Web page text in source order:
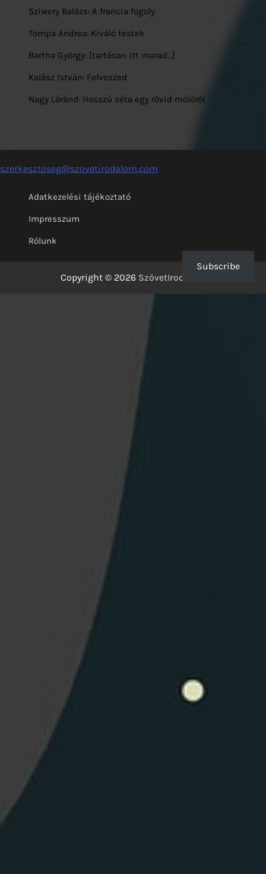
Sziwery Balázs: A francia fogoly
Tompa Andrea: Kiváló testek
Bartha György: [tartósan itt marad…]
Kalász István: Felveszed
Nagy Lóránd: Hosszú séta egy rövid mólóról
szerkesztoseg@szovetirodalom.com
Adatkezelési tájékoztató
Impresszum
Rólunk
Copyright © 2026 SzövetIrodalom
Subscribe